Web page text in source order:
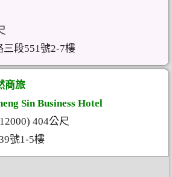
段551號2-7樓
商旅
Sin Business Hotel
404公尺
號1-5樓